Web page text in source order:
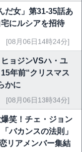
だ女」第31-35話あ
にルシアを招待
[08月06日14時24分]
ヒョジンVSハ・ユ
年前“クリスマス
かに
[08月06日13時34分]
笑！チェ・ジョン
バカンスの法則」
リアメンバー集結